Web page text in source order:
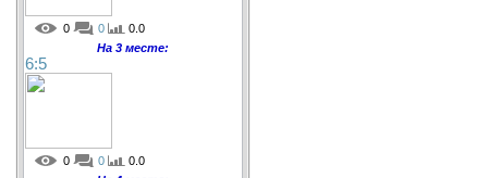
0 0
0.0
На 3 месте:
6:5
0 0
0.0